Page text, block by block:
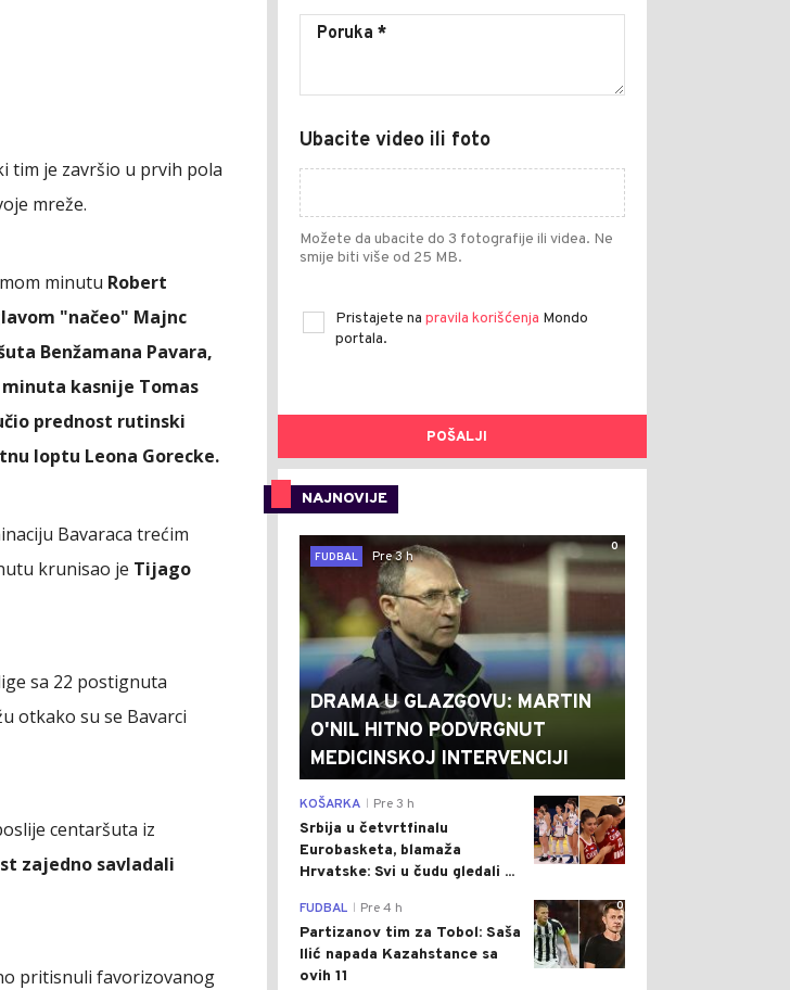
tim je završio u prvih pola
mreže.
minutu Robert
"načeo" Majnc
Benžamana Pavara,
kasnije Tomas
prednost rutinski
loptu Leona Gorecke.
Bavaraca trećim
krunisao je Tijago
sa 22 postignuta
otkako su se Bavarci
centaršuta iz
zajedno savladali
pritisnuli favorizovanog
Ubacite video ili foto
Možete da ubacite do 3 fotografije ili videa. Ne
smije biti više od 25 MB.
Pristajete na pravila korišćenja Mondo
portala.
POŠALJI
NAJNOVIJE
0
FUDBAL
Pre 3 h
DRAMA U GLAZGOVU: MARTIN
O'NIL HITNO PODVRGNUT
MEDICINSKOJ INTERVENCIJI
0
KOŠARKA Pre 3 h
Srbija u četvrtfinalu
Eurobasketa, blamaža
Hrvatske: Svi u čudu gledali ...
0
FUDBAL Pre 4 h
Partizanov tim za Tobol: Saša
Ilić napada Kazahstance sa
ovih 11